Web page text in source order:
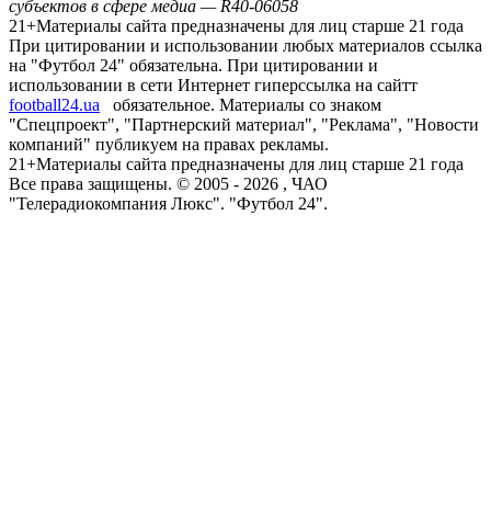
субъектов в сфере медиа — R40-06058
21+Материалы сайта предназначены для лиц старше 21 года
При цитировании и использовании любых материалов ссылка
на "Футбол 24" обязательна. При цитировании и
использовании в сети Интернет гиперссылка на сайтт
football24.ua
обязательное. Материалы со знаком
"Спецпроект", "Партнерский материал", "Реклама", "Новости
компаний" публикуем на правах рекламы.
21+Материалы сайта предназначены для лиц старше 21 года
Все права защищены. © 2005 - 2026 , ЧАО
"Телерадиокомпания Люкс". "Футбол 24".